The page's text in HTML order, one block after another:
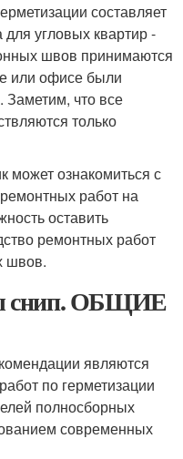
составляет
угловых квартир -
швов принимаются
или офисе были
Заметим, что все
только
может ознакомиться с
работ на
оставить
ремонтных работ
швов.
снип. ОБЩИЕ
являются
по герметизации
полносборных
современных